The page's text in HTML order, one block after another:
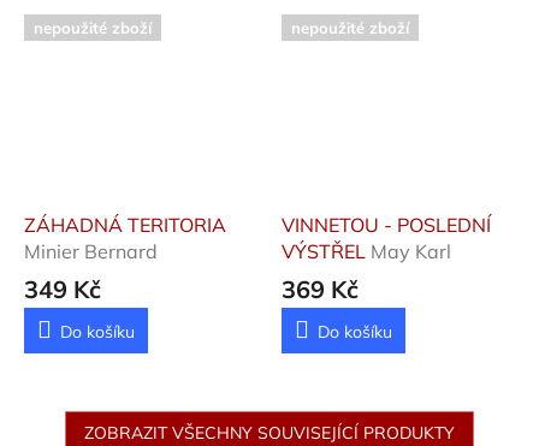
nepoužité zboží
ZÁHADNÁ TERITORIA
Minier Bernard
349 Kč
Do košíku
nepoužité zboží
VINNETOU - POSLEDNÍ
VÝSTŘEL May Karl
369 Kč
Do košíku
ZOBRAZIT VŠECHNY SOUVISEJÍCÍ PRODUKTY